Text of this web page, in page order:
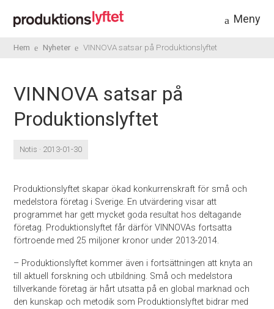
Meny
Hem Nyheter VINNOVA satsar på Produktionslyftet
VINNOVA satsar på
Produktionslyftet
Notis · 2013-01-30
Produktionslyftet skapar ökad konkurrenskraft för små och
medelstora företag i Sverige. En utvärdering visar att
programmet har gett mycket goda resultat hos deltagande
företag. Produktionslyftet får därför VINNOVAs fortsatta
förtroende med 25 miljoner kronor under 2013-2014.
– Produktionslyftet kommer även i fortsättningen att knyta an
till aktuell forskning och utbildning. Små och medelstora
tillverkande företag är hårt utsatta på en global marknad och
den kunskap och metodik som Produktionslyftet bidrar med